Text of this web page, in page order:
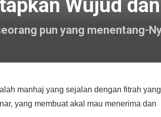
Wujud
pun yang menentang-
manhaj yang sejalan dengan fitrah yang
yang membuat akal mau menerima dan